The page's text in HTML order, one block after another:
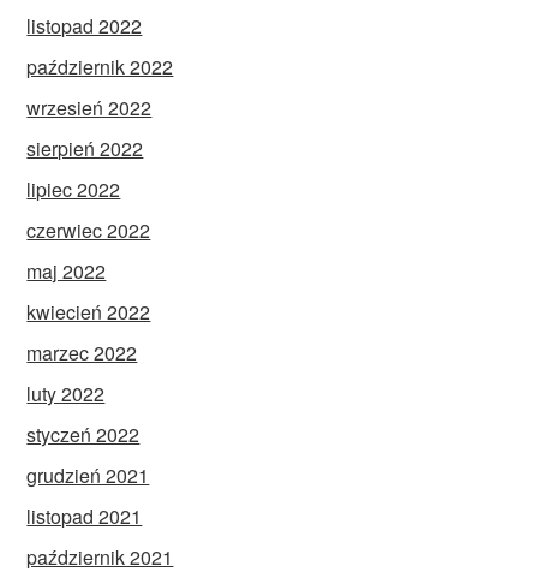
listopad 2022
październik 2022
wrzesień 2022
sierpień 2022
lipiec 2022
czerwiec 2022
maj 2022
kwiecień 2022
marzec 2022
luty 2022
styczeń 2022
grudzień 2021
listopad 2021
październik 2021